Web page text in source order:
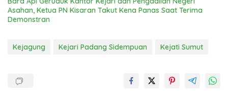
Asahan, Ketua PN Kisaran Takut Kena Panas Saat Terima
Demonstran
Kejagung Kejari Padang Sidempuan Kejati Sumut